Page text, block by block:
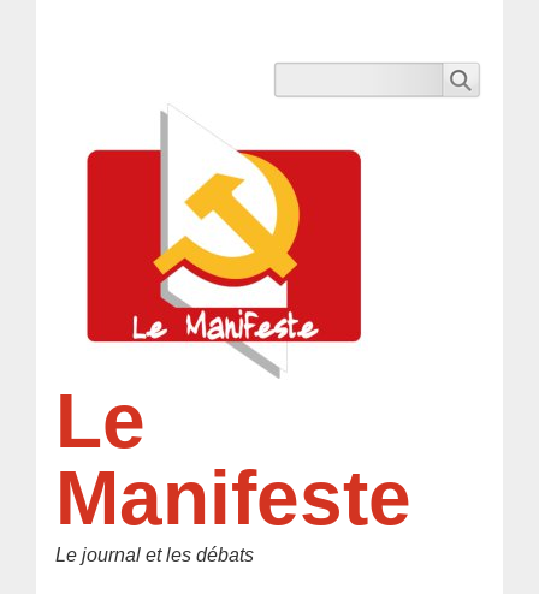
Le
Manifeste
Le journal et les débats